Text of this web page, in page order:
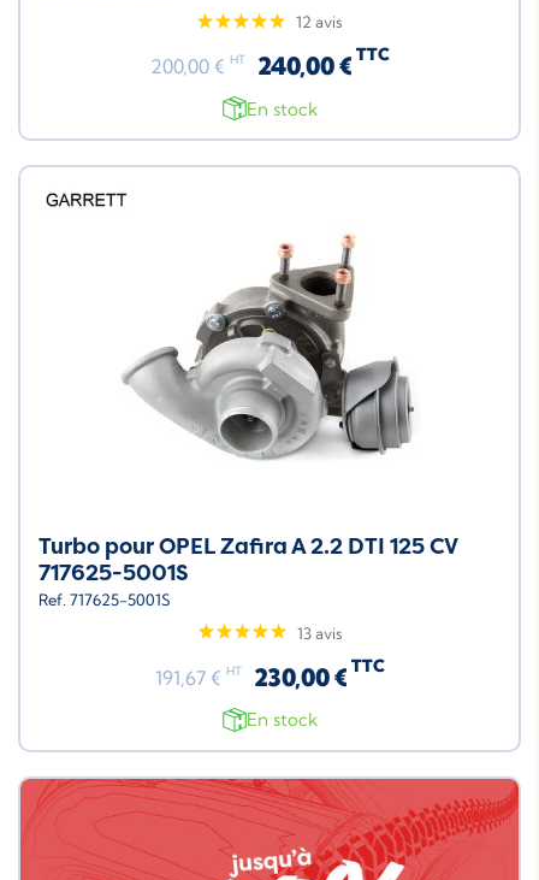
12 avis
200,00 € HT 240,00 € TTC
En stock
Turbo pour OPEL Zafira A 2.2 DTI 125 CV
717625-5001S
Ref. 717625-5001S
13 avis
191,67 € HT 230,00 € TTC
En stock